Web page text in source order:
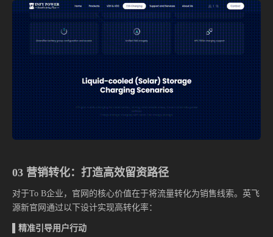
03 营销转化：打造高效留资路径
对于To B企业，官网的核心价值在于将流量转化为销售线索。英飞
源新官网通过以下设计实现高转化率：
▌精准引导用户行动